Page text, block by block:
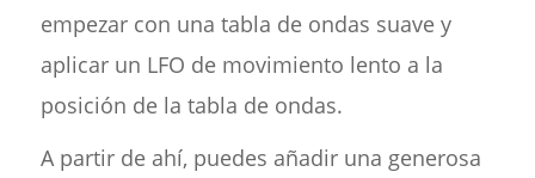
empezar con una tabla de ondas suave y
aplicar un LFO de movimiento lento a la
posición de la tabla de ondas.
A partir de ahí, puedes añadir una generosa